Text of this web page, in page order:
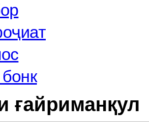
ғайриманқул